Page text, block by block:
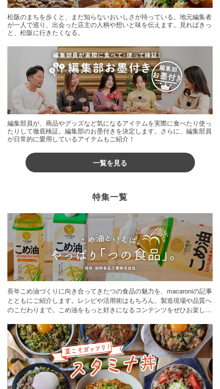
松阪のまちを歩くと、まだ知らないおいしさが待っている。地元編集者
が一人で巡り、出会った店主の人柄や想いと味を伝えます。見ればきっ
と、松阪に行きたくなる。
編集部員が、商品やグッズなど気になるアイテムを実際に食べたり使っ
たりして徹底検証。編集部のお墨付きを決定します。さらに、編集部員
が日常的に愛用しているアイテムもご紹介！
一覧を見る
特集一覧
長年こめ油づくりに向き合ってきたつの食品の魅力を、macaroniの記事
とともにご紹介します。レシピや活用術はもちろん、製造現場や品質へ
のこだわりまで。こめ油をもっと好きになるコンテンツをぜひお楽しみ